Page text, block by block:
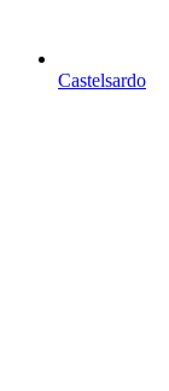
Castelsardo